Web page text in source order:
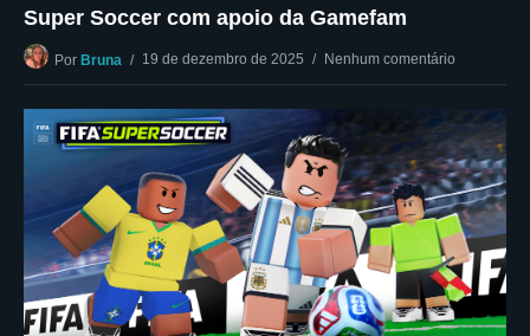
Super Soccer com apoio da Gamefam
Por Bruna 19 de dezembro de 2025 Nenhum comentário